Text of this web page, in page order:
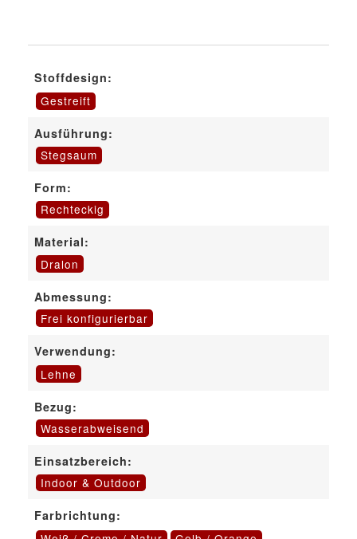
Stoffdesign:
Gestreift
Ausführung:
Stegsaum
Form:
Rechteckig
Material:
Dralon
Abmessung:
Frei konfigurierbar
Verwendung:
Lehne
Bezug:
Wasserabweisend
Einsatzbereich:
Indoor & Outdoor
Farbrichtung: